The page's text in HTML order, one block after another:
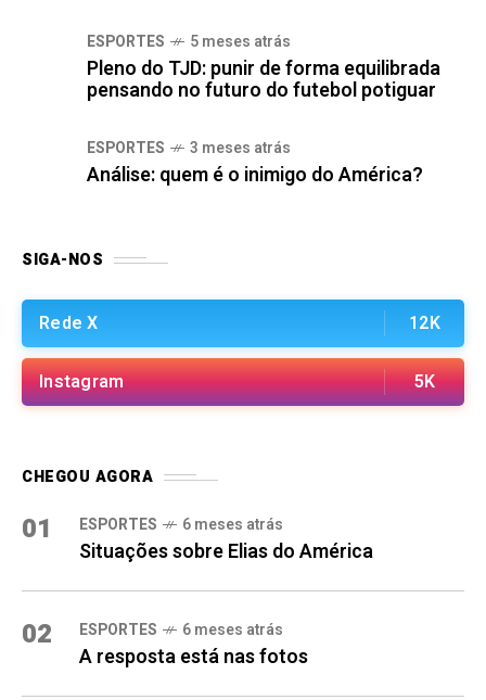
ESPORTES 5 meses atrás
Pleno do TJD: punir de forma equilibrada
pensando no futuro do futebol potiguar
ESPORTES 3 meses atrás
Análise: quem é o inimigo do América?
SIGA-NOS
Rede X 12K
Instagram 5K
CHEGOU AGORA
01 ESPORTES 6 meses atrás
Situações sobre Elias do América
02 ESPORTES 6 meses atrás
A resposta está nas fotos